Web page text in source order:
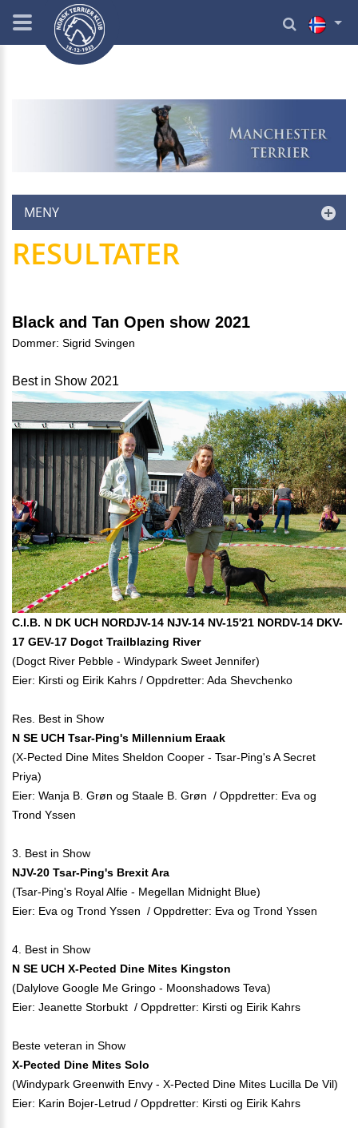
MENY
RESULTATER
Black and Tan Open show 2021
Dommer: Sigrid Svingen
Best in Show 2021
C.I.B. N DK UCH NORDJV-14 NJV-14 NV-15'21 NORDV-14 DKV-
17 GEV-17 Dogct Trailblazing River
(Dogct River Pebble - Windypark Sweet Jennifer)
Eier: Kirsti og Eirik Kahrs / Oppdretter: Ada Shevchenko
Res. Best in Show
N SE UCH Tsar-Ping's Millennium Eraak
(X-Pected Dine Mites Sheldon Cooper - Tsar-Ping's A Secret
Priya)
Eier: Wanja B. Grøn og Staale B. Grøn / Oppdretter: Eva og
Trond Yssen
3. Best in Show
NJV-20 Tsar-Ping's Brexit Ara
(Tsar-Ping's Royal Alfie - Megellan Midnight Blue)
Eier: Eva og Trond Yssen / Oppdretter: Eva og Trond Yssen
4. Best in Show
N SE UCH X-Pected Dine Mites Kingston
(Dalylove Google Me Gringo - Moonshadows Teva)
Eier: Jeanette Storbukt / Oppdretter: Kirsti og Eirik Kahrs
Beste veteran in Show
X-Pected Dine Mites Solo
(Windypark Greenwith Envy - X-Pected Dine Mites Lucilla De Vil)
Eier: Karin Bojer-Letrud / Oppdretter: Kirsti og Eirik Kahrs